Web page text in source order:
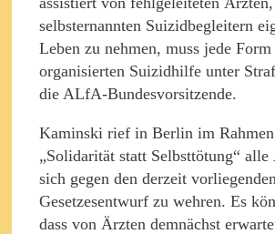
selbsternannten Suizidbegleitern
Leben zu nehmen, muss jede Form
organisierten Suizidhilfe unter
die ALfA-Bundesvorsitzende.
Kaminski rief in Berlin im
„Solidarität statt Selbsttötung“ alle
sich gegen den derzeit vorliegenden
Gesetzesentwurf zu wehren. Es
dass von Ärzten demnächst